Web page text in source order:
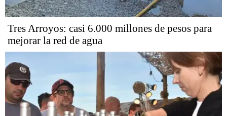
Tres Arroyos: casi 6.000 millones de pesos para
mejorar la red de agua